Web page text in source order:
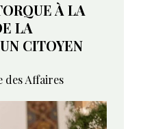
À LA
LA
CITOYEN
des Affaires